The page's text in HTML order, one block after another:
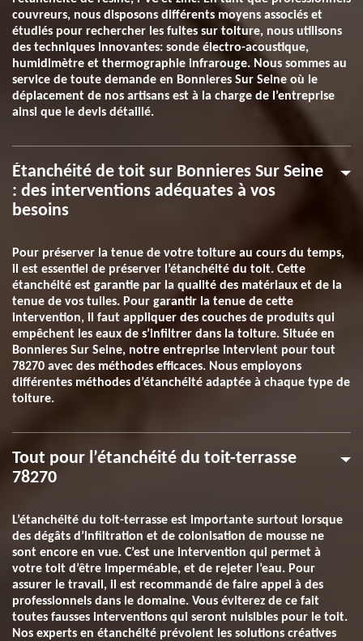
couvreurs, nous disposons différents moyens associés et
étudiés pour rechercher les fuites sur toiture, nous utilisons
des techniques innovantes: sonde électro-acoustique,
humidimètre et thermographie infrarouge. Nous sommes au
service de toute demande en Bonnieres Sur Seine où le
déplacement de nos artisans est à la charge de l’entreprise
ainsi que le devis détaillé.
Étanchéité de toit sur Bonnieres Sur Seine
: des interventions adéquates à vos
besoins
Pour préserver la tenue de votre toiture au cours du temps,
il est essentiel de préserver l’étanchéité du toit. Cette
étanchéité est garantie par la qualité des matériaux et de la
tenue de vos tuiles. Pour garantir la tenue de cette
intervention, il faut appliquer des couches de produits qui
empêchent les eaux de s’infiltrer dans la toiture. Située en
Bonnieres Sur Seine, notre entreprise intervient pour tout
78270 avec des méthodes efficaces. Nous employons
différentes méthodes d’étanchéité adaptée à chaque type de
toiture.
Tout pour l’étanchéité du toit-terrasse
78270
L’étanchéité du toit-terrasse est importante surtout lorsque
des dégâts d’infiltration et de colonisation de mousse ne
sont encore en vue. C’est une intervention qui permet à
votre toit d’être imperméable, et de rejeter l’eau. Pour
assurer le travail, il est recommandé de faire appel à des
professionnels dans le domaine. Vous éviterez de ce fait
toutes fausses interventions qui seront nuisibles pour le toit.
Nos experts en étanchéité prévoient les solutions créatives